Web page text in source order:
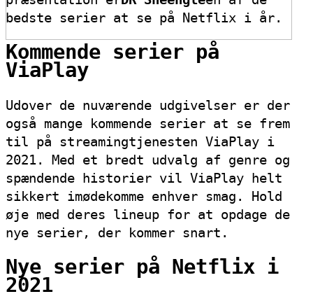
bedste serier at se på Netflix i år.
Kommende serier på
ViaPlay
Udover de nuværende udgivelser er der
også mange kommende serier at se frem
til på streamingtjenesten ViaPlay i
2021. Med et bredt udvalg af genre og
spændende historier vil ViaPlay helt
sikkert imødekomme enhver smag. Hold
øje med deres lineup for at opdage de
nye serier, der kommer snart.
Nye serier på Netflix i
2021